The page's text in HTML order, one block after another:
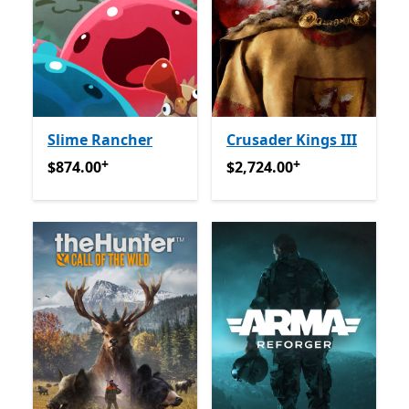
Slime Rancher
$874.00अॅप खरेदीमधले ऑफर्स
$874.00+
Crusader Kings III
$2,724.00अॅप खरेदीमधले
$2,724.00+